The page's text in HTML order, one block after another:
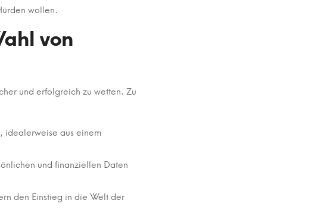
wollen.
von
und erfolgreich zu wetten. Zu
idealerweise aus einem
und finanziellen Daten
den Einstieg in die Welt der